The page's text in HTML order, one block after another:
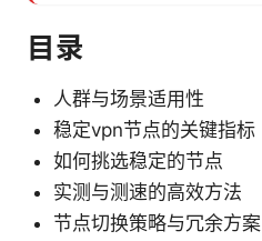
目录
人群与场景适用性
稳定vpn节点的关键指标
如何挑选稳定的节点
实测与测速的高效方法
节点切换策略与冗余方案